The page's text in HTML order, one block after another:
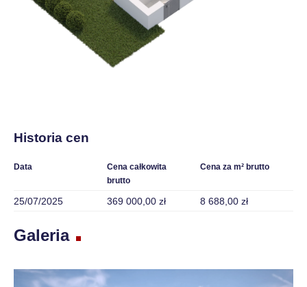
Historia cen
Data
Cena całkowita
brutto
Cena za m² brutto
25/07/2025 369 000,00 zł 8 688,00 zł
Galeria